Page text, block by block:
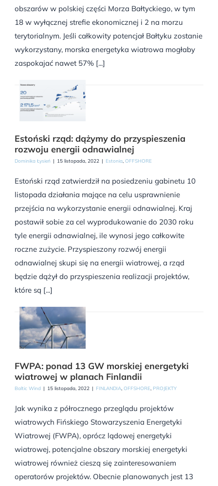
obszarów w polskiej części Morza Bałtyckiego, w tym
18 w wyłącznej strefie ekonomicznej i 2 na morzu
terytorialnym. Jeśli całkowity potencjał Bałtyku zostanie
wykorzystany, morska energetyka wiatrowa mogłaby
zaspokajać nawet 57% [...]
Estoński rząd: dążymy do przyspieszenia
rozwoju energii odnawialnej
Dominika Łysień | 15 listopada, 2022 | Estonia, OFFSHORE
Estoński rząd zatwierdził na posiedzeniu gabinetu 10
listopada działania mające na celu usprawnienie
przejścia na wykorzystanie energii odnawialnej. Kraj
postawił sobie za cel wyprodukowanie do 2030 roku
tyle energii odnawialnej, ile wynosi jego całkowite
roczne zużycie. Przyspieszony rozwój energii
odnawialnej skupi się na energii wiatrowej, a rząd
będzie dążył do przyspieszenia realizacji projektów,
które są [...]
FWPA: ponad 13 GW morskiej energetyki
wiatrowej w planach Finlandii
Baltic Wind | 15 listopada, 2022 | FINLANDIA, OFFSHORE, PROJEKTY
Jak wynika z półrocznego przeglądu projektów
wiatrowych Fińskiego Stowarzyszenia Energetyki
Wiatrowej (FWPA), oprócz lądowej energetyki
wiatrowej, potencjalne obszary morskiej energetyki
wiatrowej również cieszą się zainteresowaniem
operatorów projektów. Obecnie planowanych jest 13